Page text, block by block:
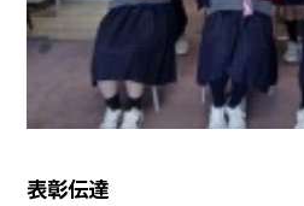
表彰伝達